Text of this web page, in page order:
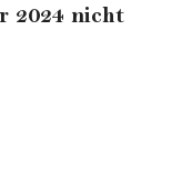
2024 nicht